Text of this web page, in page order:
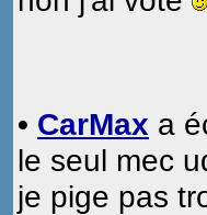
• CarMax a
le seul mec
je pige pas